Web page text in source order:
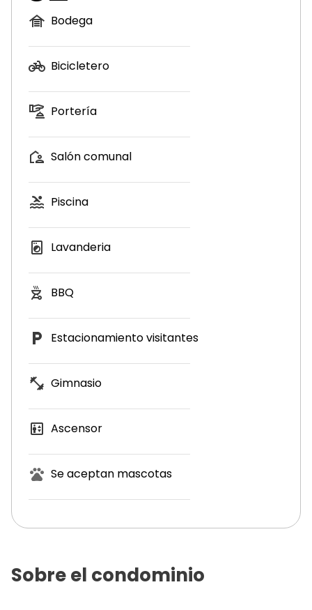
Bodega
Bicicletero
Portería
Salón comunal
Piscina
Lavanderia
BBQ
Estacionamiento visitantes
Gimnasio
Ascensor
Se aceptan mascotas
Sobre el condominio